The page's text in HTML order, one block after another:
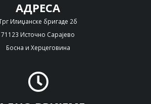
АДРЕСА
Илиџанске бригаде 2б
71123 Источно Сарајево
Босна и Херцеговина